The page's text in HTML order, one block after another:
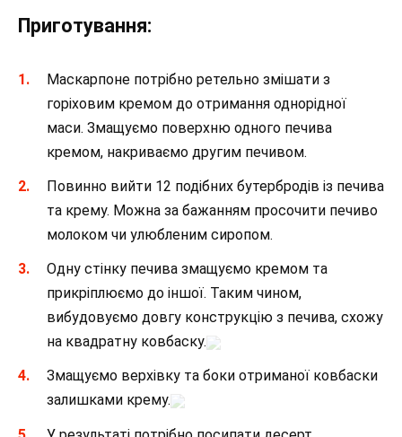
Приготування:
Маскарпоне потрібно ретельно змішати з
горіховим кремом до отримання однорідної
маси. Змащуємо поверхню одного печива
кремом, накриваємо другим печивом.
Повинно вийти 12 подібних бутербродів із печива
та крему. Можна за бажанням просочити печиво
молоком чи улюбленим сиропом.
Одну стінку печива змащуємо кремом та
прикріплюємо до іншої. Таким чином,
вибудовуємо довгу конструкцію з печива, схожу
на квадратну ковбаску.
Змащуємо верхівку та боки отриманої ковбаски
залишками крему.